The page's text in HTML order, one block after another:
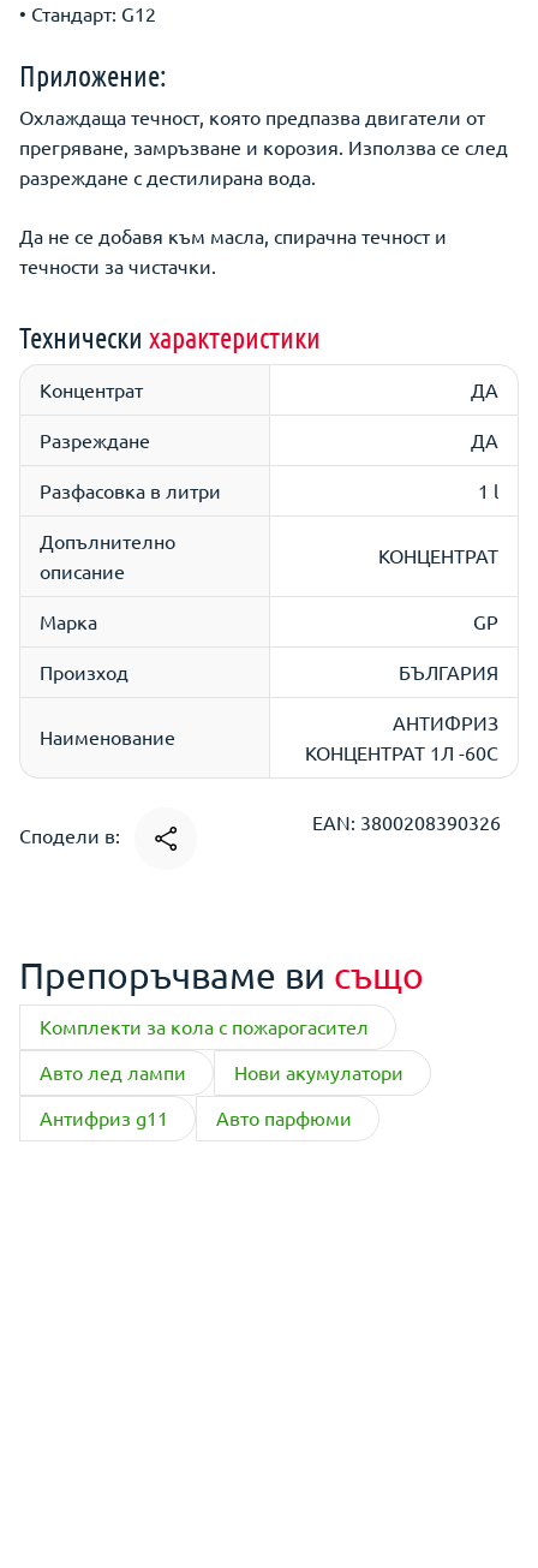
• Стандарт: G12
Приложение:
Охлаждаща течност, която предпазва двигатели от
прегряване, замръзване и корозия. Използва се след
разреждане с дестилирана вода.
Да не се добавя към масла, спирачна течност и
течности за чистачки.
Технически характеристики
Концентрат ДА
Разреждане ДА
Разфасовка в литри 1 l
Допълнително
описание
КОНЦЕНТРАТ
Марка GP
Произход БЪЛГАРИЯ
Наименование
АНТИФРИЗ
КОНЦЕНТРАТ 1Л -60C
Сподели в:
EAN: 3800208390326
Препоръчваме ви също
Комплекти за кола с пожарогасител
Авто лед лампи
Нови акумулатори
Антифриз g11
Авто парфюми